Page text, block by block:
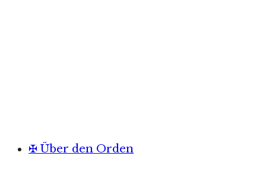
✠ Über den Orden